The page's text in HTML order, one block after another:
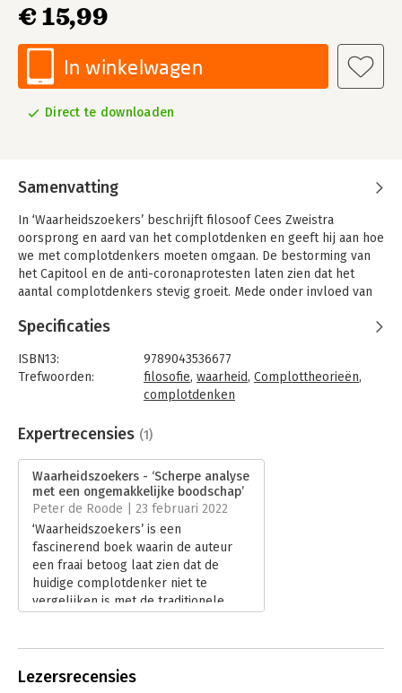
€ 15,99
In winkelwagen
Direct te downloaden
Samenvatting
In ‘Waarheidszoekers’ beschrijft filosoof Cees Zweistra
oorsprong en aard van het complotdenken en geeft hij aan hoe
we met complotdenkers moeten omgaan. De bestorming van
het Capitool en de anti-coronaprotesten laten zien dat het
aantal complotdenkers stevig groeit. Mede onder invloed van
Doutzen Kroes wijzen zij op het bestaan van kwaadwillende
toegankelijke stijl legt filosoof Cees Zweistra uit wat het
complotdenken is, waar complotdenkers de verkeerde afslag
nemen en hoe we met complotdenkers om moeten gaan.
Zweistra beschrijft heel mooi hoe we tegenwoordig verscholen
gaan achter onze gadgets, en daardoor de confrontatie met
anderen uit de weg gaan.’ – **** NRC over ‘Verkeerd
verbonden’
Specificaties
ISBN13:
9789043536677
Trefwoorden:
filosofie, waarheid, Complottheorieën,
complotdenken
Bindwijze:
e-book
Bestandsformaat:
Uitgever:
KokBoekencentrum Non-Fictie
Verschijningsdatum:
14-9-2021
Hoofdrubriek: Filosofie
Expertrecensies (1)
Waarheidszoekers - ‘Scherpe analyse
met een ongemakkelijke boodschap’
Peter de Roode | 23 februari 2022
‘Waarheidszoekers’ is een
fascinerend boek waarin de auteur
een fraai betoog laat zien dat de
huidige complotdenker niet te
vergelijken is met de traditionele
‘wappies’ en ze te ‘debunken’. We
Lezersrecensies